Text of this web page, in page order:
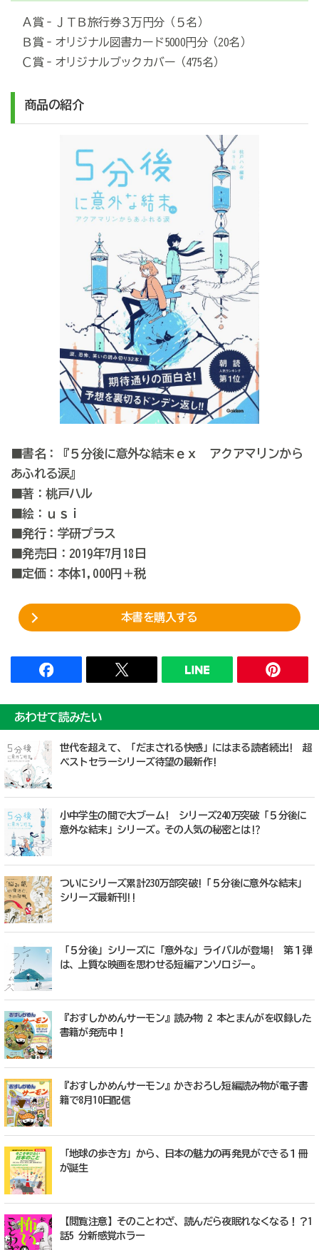
Ａ賞‐ＪＴＢ旅行券３万円分（５名）
Ｂ賞‐オリジナル図書カード5000円分（20名）
Ｃ賞‐オリジナルブックカバー（475名）
商品の紹介
■書名：『５分後に意外な結末ｅｘ アクアマリンから
あふれる涙』
■著：桃戸ハル
■絵：ｕｓｉ
■発行：学研プラス
■発売日：2019年7月18日
■定価：本体1,000円＋税
本書を購入する
あわせて読みたい
世代を超えて、「だまされる快感」にはまる読者続出! 超
ベストセラーシリーズ待望の最新作!
小中学生の間で大ブーム! シリーズ240万突破「５分後に
意外な結末」シリーズ。その人気の秘密とは!?
ついにシリーズ累計230万部突破!「５分後に意外な結末」
シリーズ最新刊!!
「５分後」シリーズに「意外な」ライバルが登場! 第１弾
は、上質な映画を思わせる短編アンソロジー。
『おすしかめんサーモン』読み物 2 本とまんがを収録した
書籍が発売中！
『おすしかめんサーモン』かきおろし短編読み物が電子書
籍で8月10日配信
「地球の歩き方」から、日本の魅力の再発見ができる１冊
が誕生
【閲覧注意】そのことわざ、読んだら夜眠れなくなる！？1
話5 分新感覚ホラー